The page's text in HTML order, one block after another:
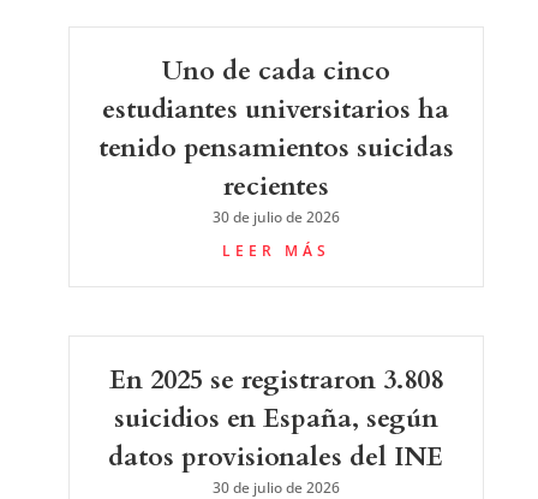
Uno de cada cinco
estudiantes universitarios ha
tenido pensamientos suicidas
recientes
30 de julio de 2026
LEER MÁS
En 2025 se registraron 3.808
suicidios en España, según
datos provisionales del INE
30 de julio de 2026